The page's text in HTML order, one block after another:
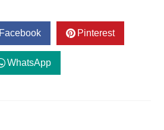
Facebook Pinterest
WhatsApp